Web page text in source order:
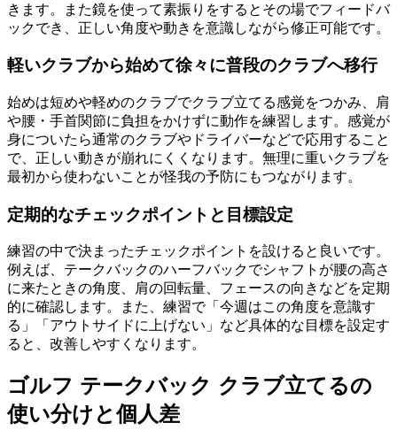
きます。また鏡を使って素振りをするとその場でフィードバ
ックでき、正しい角度や動きを意識しながら修正可能です。
軽いクラブから始めて徐々に普段のクラブへ移行
始めは短めや軽めのクラブでクラブ立てる感覚をつかみ、肩
や腰・手首関節に負担をかけずに動作を練習します。感覚が
身についたら通常のクラブやドライバーなどで応用すること
で、正しい動きが崩れにくくなります。無理に重いクラブを
最初から使わないことが怪我の予防にもつながります。
定期的なチェックポイントと目標設定
練習の中で決まったチェックポイントを設けると良いです。
例えば、テークバックのハーフバックでシャフトが腰の高さ
に来たときの角度、肩の回転量、フェースの向きなどを定期
的に確認します。また、練習で「今週はこの角度を意識す
る」「アウトサイドに上げない」など具体的な目標を設定す
ると、改善しやすくなります。
ゴルフ テークバック クラブ立てるの
使い分けと個人差